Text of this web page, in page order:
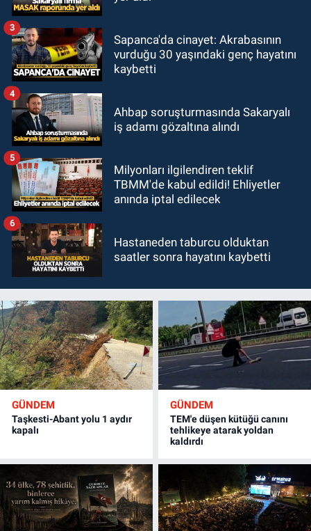
Sapanca'da cinayet: Akrabasının
vurduğu 30 yaşındaki genç hayatını
kaybetti
3
Ahbap soruşturmasında Sakaryalı
iş adamı gözaltına alındı
4
Milyonları ilgilendiren teklif
TBMM'de kabul edildi! Ehliyetler
anında iptal edilecek
5
Hastaneden taburcu olduktan
saatler sonra hayatını kaybetti
6
GÜNDEM
Taşkesti-Abant yolu 1 aydır
kapalı
GÜNDEM
TEM'e düşen kütüğü canını
tehlikeye atarak yoldan
kaldırdı